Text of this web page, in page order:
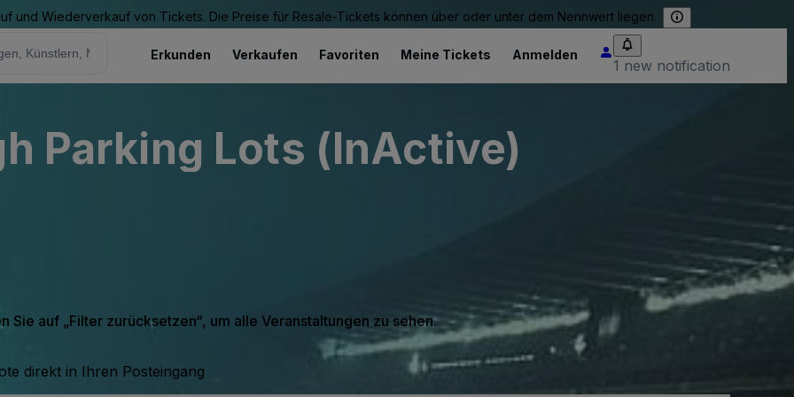
und Wiederverkauf von Tickets. Die Preise für Resale-Tickets können über oder unter dem Nennwert liegen.
Erkunden Verkaufen Favoriten Meine Tickets Anmelden
1 new notification
Parking Lots (InActive)
Sie auf „Filter zurücksetzen“, um alle Veranstaltungen zu sehen.
direkt in Ihren Posteingang